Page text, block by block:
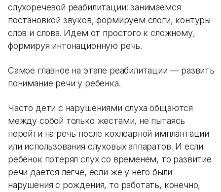
слухоречевой реабилитации: занимаемся
постановкой звуков, формируем слоги, контуры
слов и слова. Идем от простого к сложному,
формируя интонационную речь.
Самое главное на этапе реабилитации — развить
понимание речи у ребенка.
Часто дети с нарушениями слуха общаются
между собой только жестами, не пытаясь
перейти на речь после кохлеарной имплантации
или использования слуховых аппаратов. И если
ребенок потерял слух со временем, то развитие
речи дается легче, если же у него были
нарушения с рождения, то работать, конечно,